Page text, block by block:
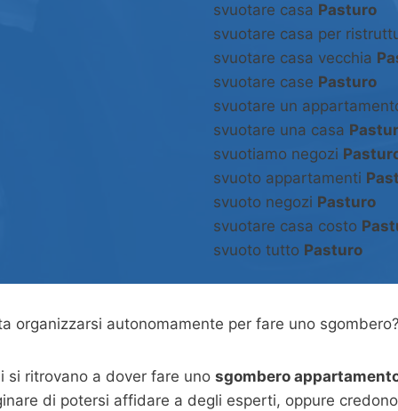
svuotare casa Pasturo
svuotare casa per
svuotare casa vecchia
svuotare case Pasturo
svuotare un
svuotare una casa
svuotiamo negozi
svuoto appartamenti
svuoto negozi Pasturo
svuotare casa costo
svuoto tutto Pasturo
organizzarsi autonomamente per fare uno
si ritrovano a dover fare uno sgombero
di potersi affidare a degli esperti, oppure